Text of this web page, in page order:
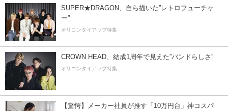
SUPER★DRAGON、自ら描いた”レトロフューチャ
ー”
オリコンタイアップ特集
CROWN HEAD、結成1周年で見えた”バンドらしさ”
オリコンタイアップ特集
【驚愕】メーカー社員が推す「10万円台」神コスパ